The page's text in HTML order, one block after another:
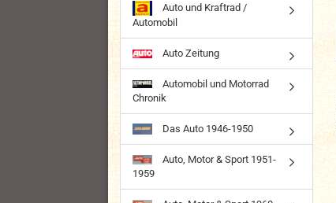
Auto und Kraftrad /
Automobil
Auto Zeitung
Automobil und Motorrad
Chronik
Das Auto 1946-1950
Auto, Motor & Sport 1951-
1959